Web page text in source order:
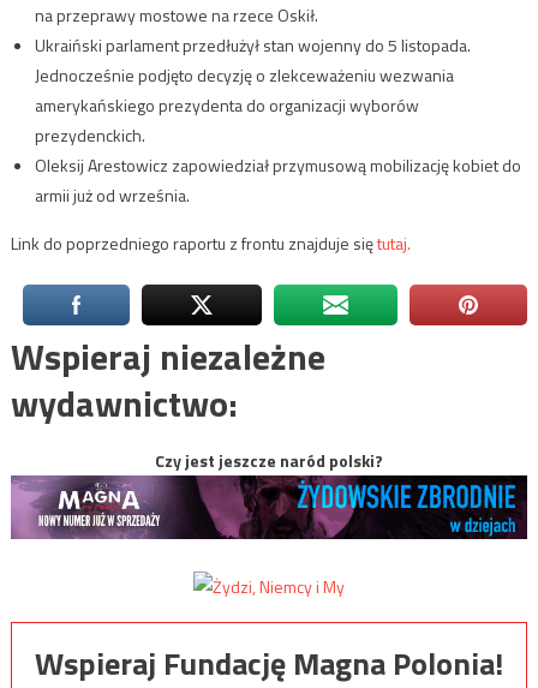
na przeprawy mostowe na rzece Oskił.
Ukraiński parlament przedłużył stan wojenny do 5 listopada.
Jednocześnie podjęto decyzję o zlekceważeniu wezwania
amerykańskiego prezydenta do organizacji wyborów
prezydenckich.
Oleksij Arestowicz zapowiedział przymusową mobilizację kobiet do
armii już od września.
Link do poprzedniego raportu z frontu znajduje siętutaj.
Wspieraj niezależne
wydawnictwo:
Czy jest jeszcze naród polski?
Wspieraj Fundację Magna Polonia!